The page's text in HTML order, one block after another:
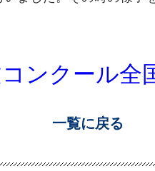
ンクール全
一覧に戻る